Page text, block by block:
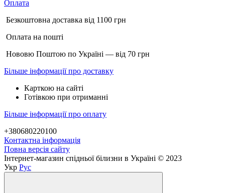
Оплата
Безкоштовна доставка від 1100 грн
Оплата на пошті
Нововю Поштою по Україні — від 70 грн
Більше інформації про доставку
Карткою на сайті
Готівкою при отриманні
Більше інформації про оплату
+380680220100
Контактна інформація
Повна версія сайту
Інтернет-магазин спідньої білизни в Україні © 2023
Укр Рус